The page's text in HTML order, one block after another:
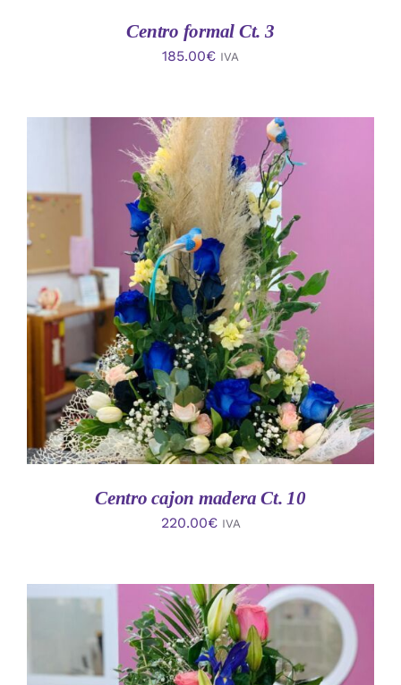
Centro formal Ct. 3
185.00€ IVA
AÑADIR AL CARRITO
/
DETALLES
Centro cajon madera Ct. 10
220.00€ IVA